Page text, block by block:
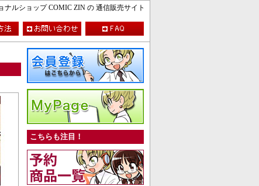
ルショップ COMIC ZIN の 通信販売サイト
こちらも注目！